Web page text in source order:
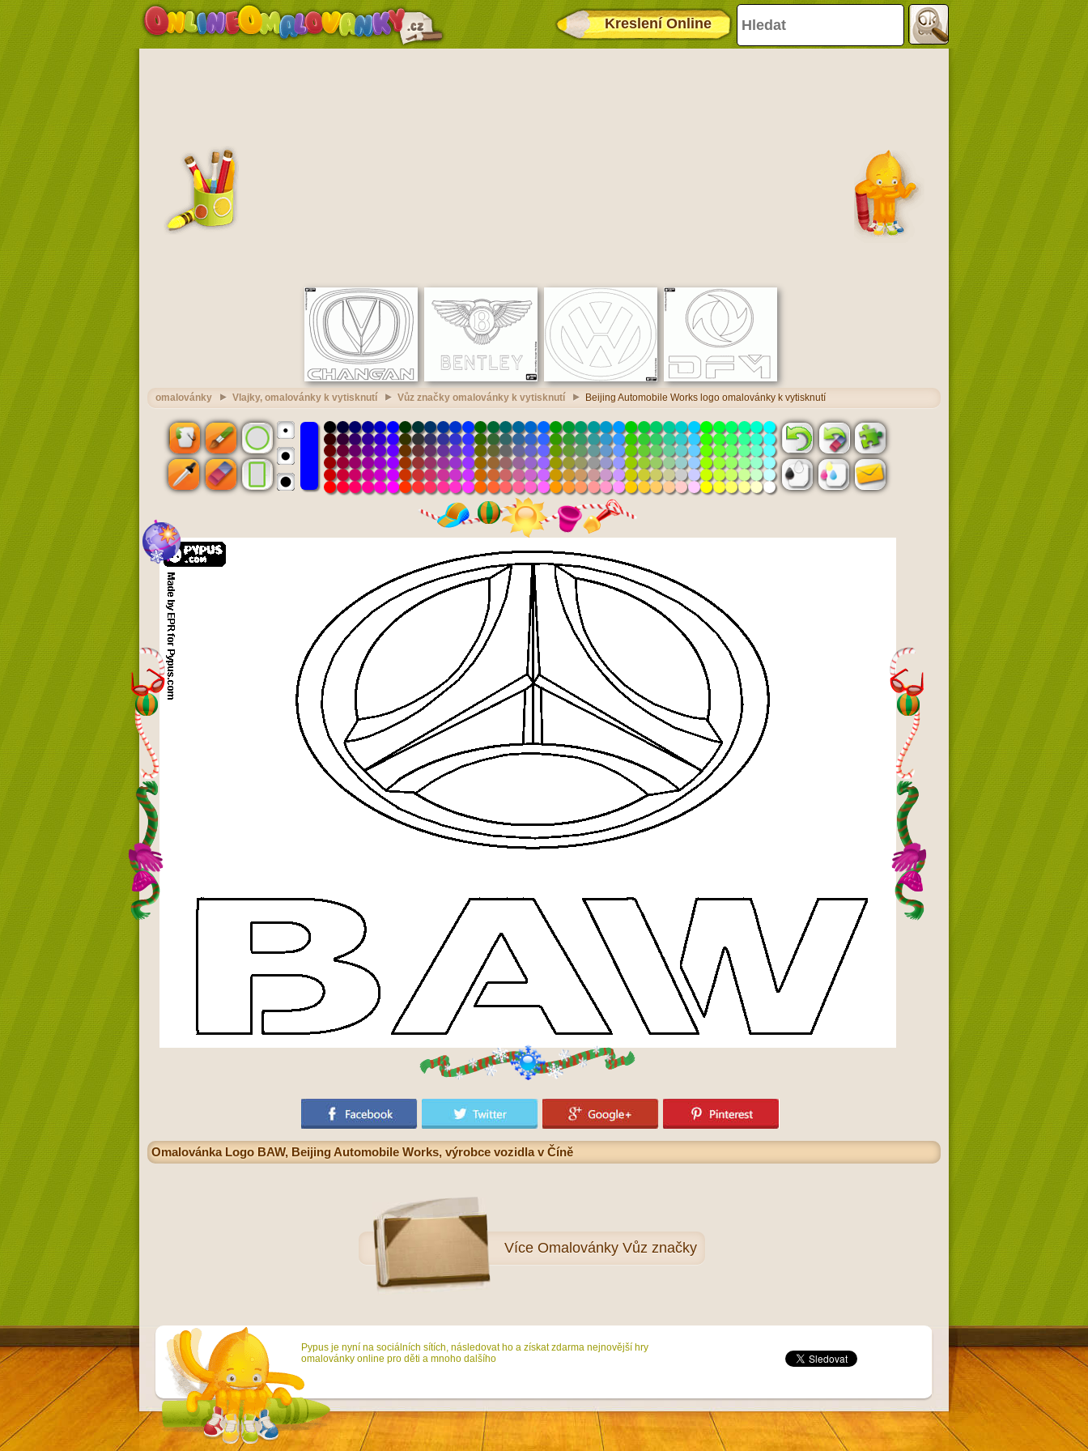
Kreslení Online
omalovánky Vlajky, omalovánky k vytisknutí Vůz značky omalovánky k vytisknutí Beijing Automobile Works logo omalovánky k vytisknutí
Omalovánka Logo BAW, Beijing Automobile Works, výrobce vozidla v Číně
Více Omalovánky Vůz značky
Pypus je nyní na sociálních sítích, následovat ho a získat zdarma nejnovější hry
omalovánky online pro děti a mnoho dalšího